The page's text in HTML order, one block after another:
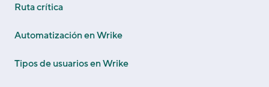
Ruta crítica
Automatización en Wrike
Tipos de usuarios en Wrike